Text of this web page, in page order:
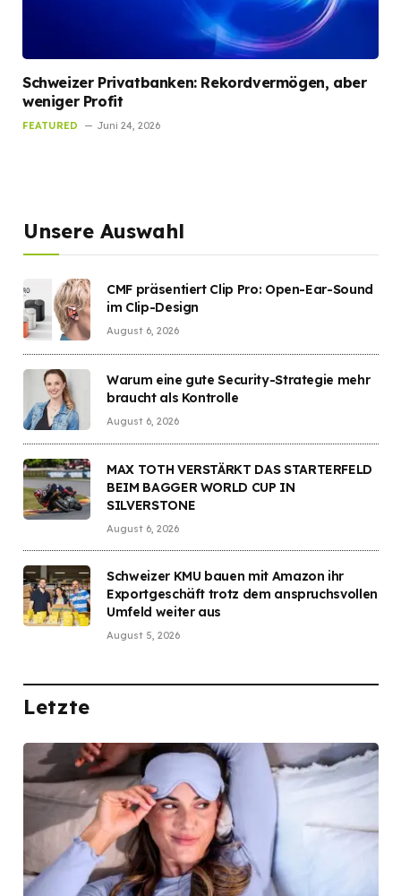
Schweizer Privatbanken: Rekordvermögen, aber
weniger Profit
FEATURED Juni 24, 2026
Unsere Auswahl
CMF präsentiert Clip Pro: Open-Ear-Sound
im Clip-Design
August 6, 2026
Warum eine gute Security-Strategie mehr
braucht als Kontrolle
August 6, 2026
MAX TOTH VERSTÄRKT DAS STARTERFELD
BEIM BAGGER WORLD CUP IN
SILVERSTONE
August 6, 2026
Schweizer KMU bauen mit Amazon ihr
Exportgeschäft trotz dem anspruchsvollen
Umfeld weiter aus
August 5, 2026
Letzte